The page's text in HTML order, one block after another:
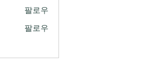
팔로우
팔로우